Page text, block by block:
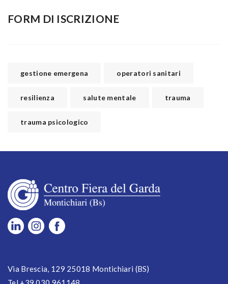
FORM DI ISCRIZIONE
gestione emergena operatori sanitari
resilienza salute mentale trauma
trauma psicologico
Via Brescia, 129 25018 Montichiari (BS)